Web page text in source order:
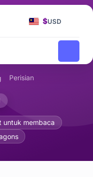
$USD
Perisian
Strategi
untuk membaca